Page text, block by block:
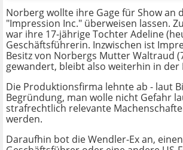
Norberg wollte ihre Gage für Show an
"Impression Inc." überweisen lassen.
war ihre 17-jährige Tochter Adeline
Geschäftsführerin. Inzwischen ist
Besitz von Norbergs Mutter Waltraud
gewandert, bleibt also weiterhin in der
Die Produktionsfirma lehnte ab - laut
Begründung, man wolle nicht Gefahr
strafrechtlich relevante
werden.
Daraufhin bot die Wendler-Ex an,